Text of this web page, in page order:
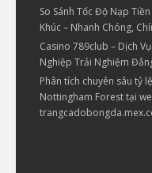
So Sánh Tốc Độ Nạp
Khúc – Nhanh Chóng,
Casino 789club – Dịch
Nghiệp Trải Nghiệm
Phân tích chuyên sâu tỷ
Nottingham Forest tại